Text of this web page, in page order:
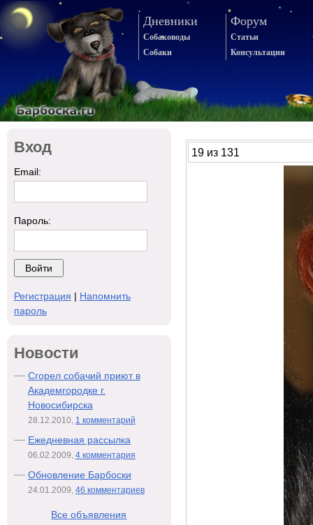
Дневники
Собаководы
Собаки
Форум
Статьи
Консультации
19 из 131
Вход
Email:
Пароль:
Регистрация | Напомнить
пароль
Новости
Сгорел собачий приют в
Академгородке г.
Новосибирска
28.12.2010, 1 комментарий
Ежедневная рассылка
06.02.2009, 4 комментария
Обновление Барбоски
24.01.2009, 46 комментариев
Все объявления